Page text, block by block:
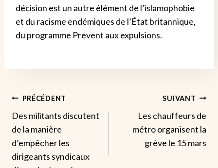
décision est un autre élément de l’islamophobie
et du racisme endémiques de l’État britannique,
du programme Prevent aux expulsions.
Navigation
De
L’article
PRÉCÉDENT
Des militants discutent
de la manière
d’empêcher les
dirigeants syndicaux
SUIVANT
Les chauffeurs de
métro organisent la
grève le 15 mars